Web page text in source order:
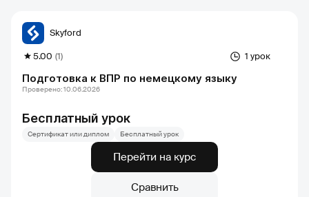
Подготовка к ВПР по немецкому языку
1 урок
5.00 (1)
Skyford
Бесплатный урок
Проверено: 10.06.2026
Сертификат или диплом Бесплатный урок
Перейти на курс
Сравнить